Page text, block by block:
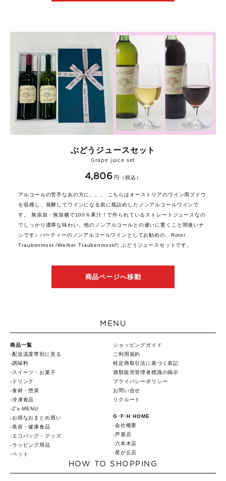
ぶどうジュースセット
Grape juice set
4,806 円（税込）
アルコールの苦手なあの方に。。。 こちらはオーストリアのワイン用ブドウ
を収穫し、発酵してワインになる前に瓶詰めしたノンアルコールワインで
す。 無添加・無加糖で100％果汁！で作られているストレートジュースなの
でしっかり濃厚な味わい。他のノンアルコールとの違いに驚くこと間違いナ
シです♪ パーティーのノンアルコールワインとしてお勧めの、Roter
Traubenmost /Weiber Traubenmostの ぶどうジュースセットです。
商品ページへ移動
MENU
商品一覧
配送温度帯別に見る
調味料
スイーツ・お菓子
ドリンク
食材・惣菜
冷凍食品
Z's MENU
お得なおまとめ買い
美容・健康食品
エコバッグ・グッズ
ラッピング用品
ペット
ショッピングガイド
ご利用規約
特定商取引法に基づく表記
酒類販売管理者標識の掲示
プライバシーポリシー
お問い合せ
リクルート
G･F･H HOME
会社概要
芦屋店
六本木店
星が丘店
HOW TO SHOPPING